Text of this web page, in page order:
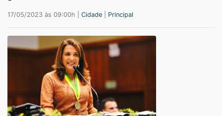
17/05/2023 às 09:00h | Cidade Principal